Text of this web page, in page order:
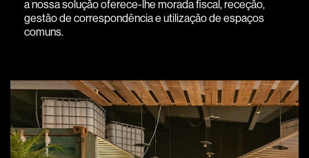
a nossa solução oferece-lhe morada fiscal, receção,
gestão de correspondência e utilização de espaços
comuns.